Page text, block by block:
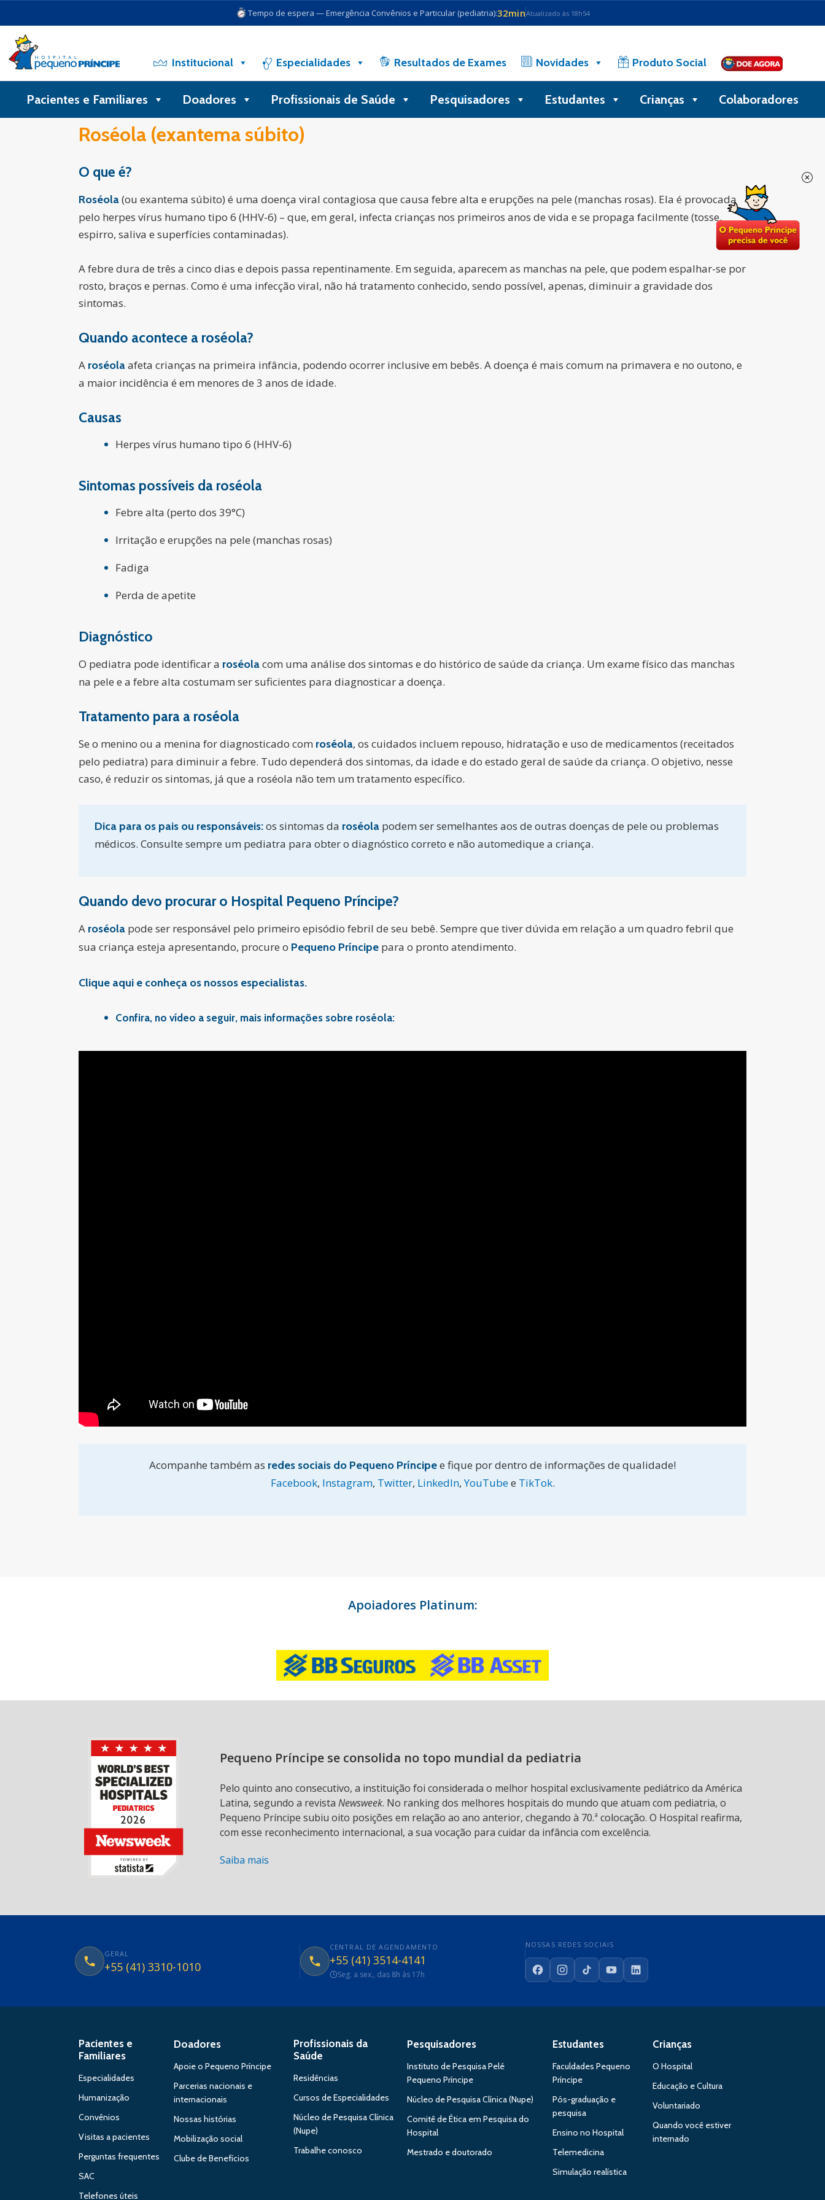
Tempo de espera — Emergência Convênios e Particular (pediatria):32minAtualizado às 18h54
Institucional Especialidades Resultados de Exames Novidades Produto Social
Busca
Pacientes e Familiares Doadores Profissionais de Saúde Pesquisadores Estudantes Crianças Colaboradores
Roséola (exantema súbito)
O que é?
Roséola(ou exantema súbito) é uma doença viral contagiosa que causa febre alta e erupções na pele (manchas rosas). Ela é provocada
pelo herpes vírus humano tipo 6 (HHV-6) – que, em geral, infecta crianças nos primeiros anos de vida e se propaga facilmente (tosse,
espirro, saliva e superfícies contaminadas).
A febre dura de três a cinco dias e depois passa repentinamente. Em seguida, aparecem as manchas na pele, que podem espalhar-se por
rosto, braços e pernas. Como é uma infecção viral, não há tratamento conhecido, sendo possível, apenas, diminuir a gravidade dos
sintomas.
Quando acontece a roséola?
A roséolaafeta crianças na primeira infância, podendo ocorrer inclusive em bebês. A doença é mais comum na primavera e no outono, e
a maior incidência é em menores de 3 anos de idade.
Causas
Herpes vírus humano tipo 6 (HHV-6)
Sintomas possíveis da roséola
Febre alta (perto dos 39°C)
Irritação e erupções na pele (manchas rosas)
Fadiga
Perda de apetite
Diagnóstico
O pediatra pode identificar a roséolacom uma análise dos sintomas e do histórico de saúde da criança. Um exame físico das manchas
na pele e a febre alta costumam ser suficientes para diagnosticar a doença.
Tratamento para a roséola
Se o menino ou a menina for diagnosticado com roséola, os cuidados incluem repouso, hidratação e uso de medicamentos (receitados
pelo pediatra) para diminuir a febre. Tudo dependerá dos sintomas, da idade e do estado geral de saúde da criança. O objetivo, nesse
caso, é reduzir os sintomas, já que a roséola não tem um tratamento específico.
Dica para os pais ou responsáveis:os sintomas da roséola podem ser semelhantes aos de outras doenças de pele ou problemas
médicos. Consulte sempre um pediatra para obter o diagnóstico correto e não automedique a criança.
Quando devo procurar o Hospital Pequeno Príncipe?
A roséola pode ser responsável pelo primeiro episódio febril de seu bebê. Sempre que tiver dúvida em relação a um quadro febril que
sua criança esteja apresentando, procure o Pequeno Príncipe para o pronto atendimento.
Clique aqui e conheça os nossos especialistas.
Confira, no vídeo a seguir, mais informações sobre roséola:
Acompanhe também as redes sociais do Pequeno Príncipee fique por dentro de informações de qualidade!
Facebook, Instagram, Twitter, LinkedIn,YouTubee TikTok.
Apoiadores Platinum:
Pequeno Príncipe se consolida no topo mundial da pediatria
Pelo quinto ano consecutivo, a instituição foi considerada o melhor hospital exclusivamente pediátrico da América
Latina, segundo a revista Newsweek. No ranking dos melhores hospitais do mundo que atuam com pediatria, o
Pequeno Príncipe subiu oito posições em relação ao ano anterior, chegando à 70.ª colocação. O Hospital reafirma,
com esse reconhecimento internacional, a sua vocação para cuidar da infância com excelência.
Saiba mais
GERAL
+55 (41) 3310-1010
CENTRAL DE AGENDAMENTO
+55 (41) 3514-4141
Seg. a sex., das 8h às 17h
NOSSAS REDES SOCIAIS
FacebookInstagram
TikTokYouTubeLinkedIn
Pacientes e
Familiares
Especialidades
Humanização
Convênios
Visitas a pacientes
Perguntas frequentes
SAC
Telefones úteis
Doadores
Apoie o Pequeno Príncipe
Parcerias nacionais e
internacionais
Nossas histórias
Mobilização social
Clube de Benefícios
Profissionais da
Saúde
Residências
Cursos de Especialidades
Núcleo de Pesquisa Clínica
(Nupe)
Trabalhe conosco
Pesquisadores
Instituto de Pesquisa Pelé
Pequeno Príncipe
Núcleo de Pesquisa Clínica (Nupe)
Comitê de Ética em Pesquisa do
Hospital
Mestrado e doutorado
Estudantes
Faculdades Pequeno
Príncipe
Pós-graduação e
pesquisa
Ensino no Hospital
Telemedicina
Simulação realística
Crianças
O Hospital
Educação e Cultura
Voluntariado
Quando você estiver
internado